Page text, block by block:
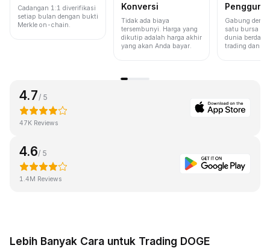
Cadangan 1:1 diverifikasi
setiap bulan dengan bukti
Merkle on-chain.
Konversi
Tidak ada biaya
tersembunyi. Harga yang
dikutip adalah harga akhir
yang akan Anda bayar.
Pengguna
Gabung
satu bursa
dunia
trading dan
4.7 / 5
47K Reviews
4.6/ 5
1.4M Reviews
Lebih Banyak Cara untuk Trading DOGE